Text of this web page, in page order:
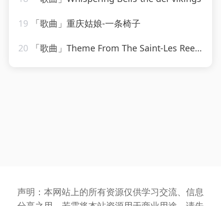
19 「歌曲」重庆姑娘-一条椅子
20 「歌曲」Theme From The Saint-Les Reed Brass
声明：本网站上的所有资源仅供学习交流、信息